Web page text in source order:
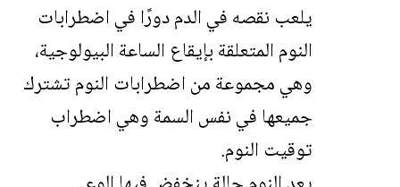
يلعب نقصهفي الدم دورًا في اضطرابات
النوم المتعلقة بإيقاع الساعة البيولوجية،
وهي مجموعة من اضطرابات النوم تشترك
جميعها في نفس السمة وهي اضطراب
توقيت النوم.